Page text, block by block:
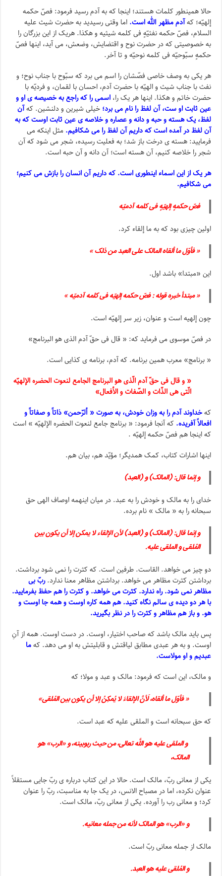
حالا همینطور کلمات هستند؛ اینجا که به آدم رسید فرمود: فصّ حکمه
إلهیّه؛ کهآدم مظهر الله است. اما وقتی رسیدید به حضرت شیث علیه
السلام، فصّ حکمه نفثیّهٍ فی کلمه شیثیه و هکذا. هریک از این بزرگان را
به خصوصیتی که در حضرت نوح و اقتضایش، وضعش، می آید، اینها فصّ
حکمهٍ سبّوحیّه فی کلمه نوحیّه و تا آخر.
هر یکی به وصف خاصی فصّشان را اسم می برد که سبّوح با جناب نوح؛ و
نفث با جناب شیث و الهیّه با حضرت آدم، احسان با لقمان، و فردیّه با
حضرت خاتم و هکذا. اینها هر یک را، اسمی را که راجع به خصیصه ی او و
عین ثابت او ست، آن لفظ را نام می برد؛ خیلی شیرین و دلنشین. کهآن
لفظ، یک هسته و حبه و دانه و عصاره و خلاصه ی عین ثابت اوست که به
آن لفظ در آمده است که داریم آن لفظ را می شکافیم. مثل اینکه می
فرمایید: هسته ی درخت باز شد؛ به فعلیت رسیده، شجر می شود که آن
شجر را خلاصه کنیم، آن هسته است؛ آن دانه و آن حبه است.
هر یک از این اسماء اینطوری است. که داریم آن انسان را بازش می کنیم؛
می شکافیم.
فصّ حکمهٍ إلهیّهٍ فی کلمه آدمیّه
اولین چیزی بود که به ما إلقاء کرد.
« فأوّل ما ألقاه المالک علی العبد من ذلک »
این «مبتدا» باشد اول.
« مبتدأ خبره قوله : فصّ حکمه إلهیّه فی کلمه آدمیّه »
چون إلهیه است و عنوان، زیر سر إلهیّه است.
در فصّ موسوی می فرماید که: « قال فی حقّ آدم الذی هو البرنامج»
« برنامج» معرب همین برنامه. که آدم، برنامه ی کذایی است.
« و قال فی حقّ آدم الّذی هو البرنامج الجامع لنعوت الحضره الإلهیّه
الّتی هی الذّات و الصّفات و الأفعال»
کهخداوند آدم را به وزان خودش، به صورت « ألرّحمن» ذاتاً و صفاتاً و
افعالاً آفریده. که آنجا فرمود: « برنامج جامع لنعوت الحضره الإلهیّه » است
که اینجا هم فصّ حکمه إلهیّه .
اینها اشارات کتاب، کمک همدیگر؛ مؤیّد هم، بیان هم.
و إنما قال: (المالک) و (العبد)
خدای را به مالک و خودش را به عبد. در میان اینهمه اوصاف الهی حق
سبحانه را به « مالک » نام برده.
و إنما قال: (المالک) و (العبد) لأن الإلقاء لا یمکن إلا أن یکون بین
المُلقی و الملقى‏ علیه.
دو چیز می خواهد. القاست. طرفین است. که کثرت را نمی شود برداشت.
برداشتن کثرت مظاهر می خواهد. برداشتن مظاهر معنا ندارد.ربّ بی
مظاهر نمی شود. راه ندارد. کثرت می خواهد. و کثرت را هم حفظ بفرمایید.
با هر دو دیده ی سالم نگاه کنید. هم همه کاره اوست و همه جا اوست و
هو. و باز هم مظاهر و کثرت را در نظر بگیرید.
پس باید مالک باشد که صاحب اختیار، اوست. در دست اوست. همه از آنِ
اوست. و به هر عبدی مطابق لیاقتش و قابلیتش به او می دهد. کهما
عبدیم و او مولاست.
و مالک، این است که فرمود: مالک و عبد و مولا؛ که
« فأوّل ما ألقاه، لَأنَّ الإلقاءَ لا یُمکِنُ إلا أن یکون بین المُلقى»
که حق سبحانه است و الملقى‏ علیه که عبد است.
و الملقى علیه هو اللَّه تعالى، من حیث ربوبیته، و «الرب» هو
المالک،
یکی از معانی ربّ، مالک است. حالا در این کتاب درباره ی ربّ جایی مستقلاً
عنوان نکرده، اما در مصباح الانس، در یک جا به مناسبت، ربّ را عنوان
کرد؛ و معانی رب را آورده. یکی از معانی ربّ، مالک است.
و «الرب» هو المالک لأنه من جمله معانیه.
مالک از جمله معانی ربّ است.
و المُلقى علیه هو العبد.